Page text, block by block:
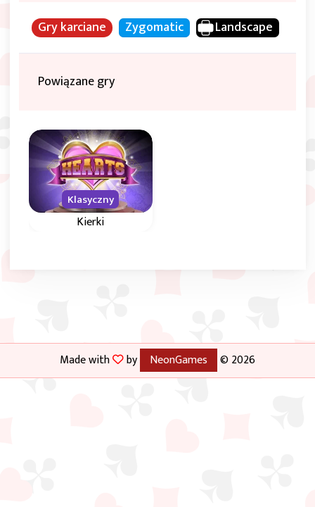
Gry karciane Zygomatic Landscape
Powiązane gry
Kierki
Klasyczny
Klasyczna gra w
Made with by NeonGames © 2026